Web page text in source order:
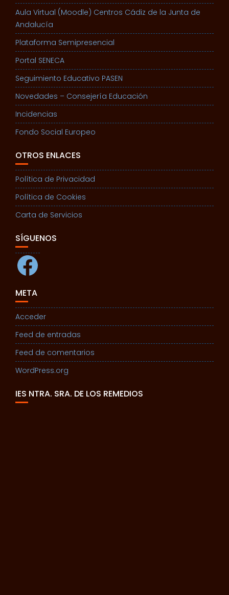
Aula Virtual (Moodle) Centros Cádiz de la Junta de
Andalucía
Plataforma Semipresencial
Portal SENECA
Seguimiento Educativo PASEN
Novedades – Consejería Educación
Incidencias
Fondo Social Europeo
OTROS ENLACES
Política de Privacidad
Política de Cookies
Carta de Servicios
SÍGUENOS
Facebook
META
Acceder
Feed de entradas
Feed de comentarios
WordPress.org
IES NTRA. SRA. DE LOS REMEDIOS